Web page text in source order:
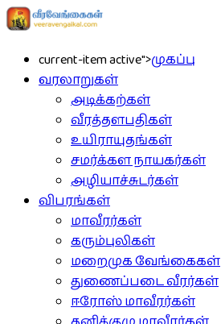
current-item active">முகப்பு
வரலாறுகள்
அடிக்கற்கள்
வீரத்தளபதிகள்
உயிராயுதங்கள்
சமர்க்கள நாயகர்கள்
அழியாச்சுடர்கள்
விபரங்கள்
மாவீரர்கள்
கரும்புலிகள்
மறைமுக வேங்கைகள்
துணைப்படை வீரர்கள்
ஈரோஸ் மாவீரர்கள்